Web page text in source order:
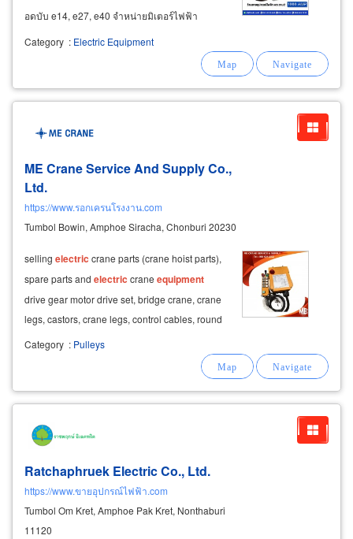
อดบับ e14, e27, e40 จำหน่ายมิเตอร์ไฟฟ้า
3 เฟส ขายส่งอุปกรณ์ไฟฟ้าอาคารสูงและอุปกรณ์
Category : Electric Equipment
ME Crane Service And Supply Co.,
Ltd.
https://www.รอกเครนโรงงาน.com
Tumbol Bowin, Amphoe Siracha, Chonburi 20230
selling electric crane parts (crane hoist parts),
spare parts and electric crane equipment
drive gear motor drive set, bridge crane, crane
legs, castors, crane legs, control cables, round
crane cables with slings, flat crane cables,
cable reels cable clamp, flat cable, hydraulic
Category : Pulleys
Ratchaphruek Electric Co., Ltd.
https://www.ขายอุปกรณ์ไฟฟ้า.com
Tumbol Om Kret, Amphoe Pak Kret, Nonthaburi
11120